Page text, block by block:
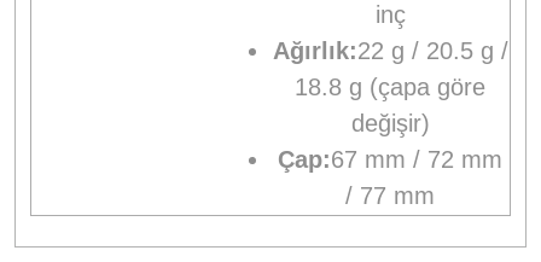
inç
Ağırlık:22 g / 20.5 g /
18.8 g (çapa göre
değişir)
Çap:67 mm / 72 mm
/ 77 mm